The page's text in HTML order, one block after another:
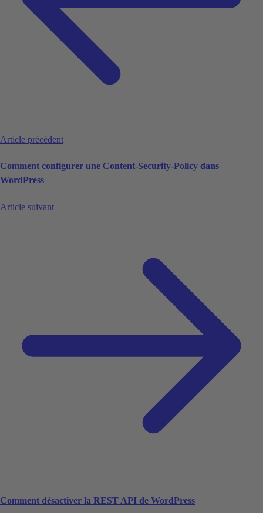
Article précédent
Comment configurer une Content-Security-Policy dans
WordPress
Article suivant
Comment désactiver la REST API de WordPress